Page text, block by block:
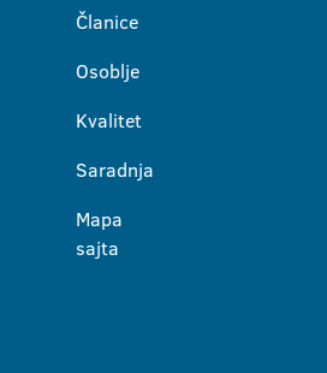
Članice
Osoblje
Kvalitet
Saradnja
Mapa
sajta